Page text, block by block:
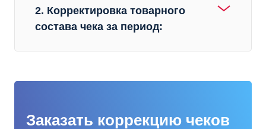
2. Корректировка товарного
состава чека за период:
Заказать коррекцию чеков